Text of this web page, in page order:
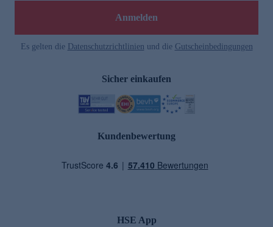
Anmelden
Es gelten die Datenschutzrichtlinien und die Gutscheinbedingungen
Sicher einkaufen
Kundenbewertung
HSE App